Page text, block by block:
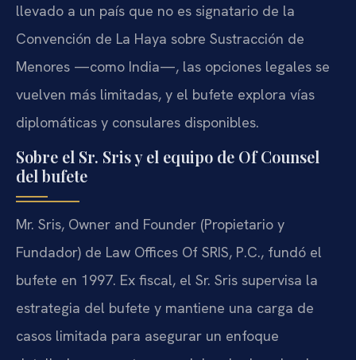
llevado a un país que no es signatario de la
Convención de La Haya sobre Sustracción de
Menores —como India—, las opciones legales se
vuelven más limitadas, y el bufete explora vías
diplomáticas y consulares disponibles.
Sobre el Sr. Sris y el equipo de Of Counsel
del bufete
Mr. Sris, Owner and Founder (Propietario y
Fundador) de Law Offices Of SRIS, P.C., fundó el
bufete en 1997. Ex fiscal, el Sr. Sris supervisa la
estrategia del bufete y mantiene una carga de
casos limitada para asegurar un enfoque